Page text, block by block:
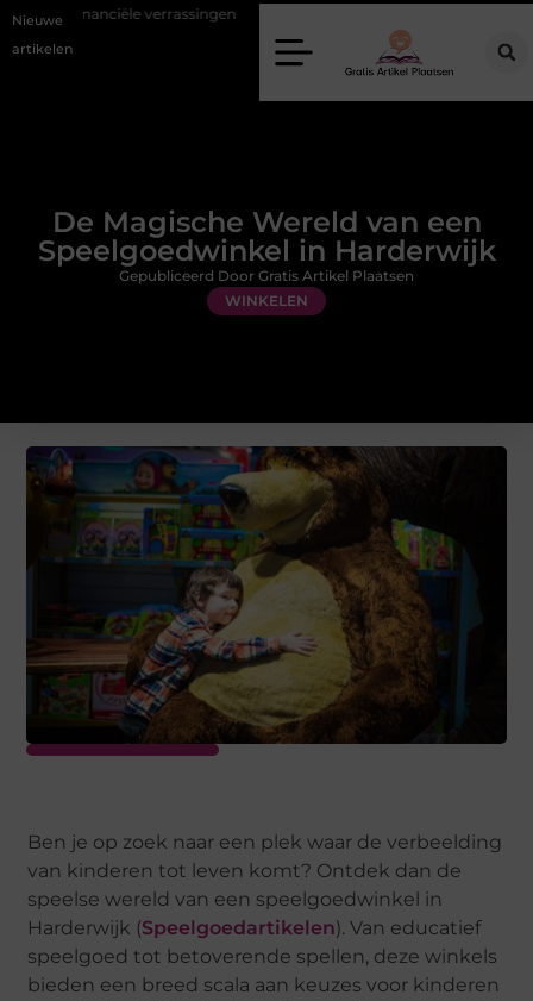
Nieuwe
artikelen
Gemiddelde tarieven van een dierenarts in Arnhem
De Magische Wereld van een
Speelgoedwinkel in Harderwijk
WINKELEN
Gepubliceerd Door Gratis Artikel Plaatsen
Ben je op zoek naar een plek waar de verbeelding
van kinderen tot leven komt? Ontdek dan de
speelse wereld van een speelgoedwinkel in
Harderwijk (Speelgoedartikelen). Van educatief
speelgoed tot betoverende spellen, deze winkels
bieden een breed scala aan keuzes voor kinderen